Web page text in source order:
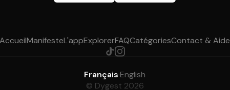
AccueilManifesteL'appExplorerFAQCatégoriesContact & Aide
Français·English
© Dygest 2026